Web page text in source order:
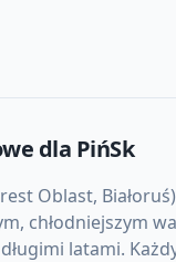
dla PińSk
Oblast,
chłodniejszym
latami.